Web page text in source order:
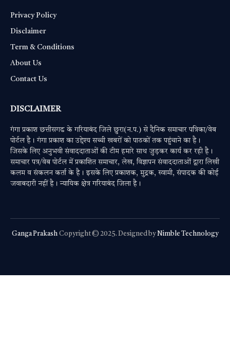
Privacy Policy
Disclaimer
Term & Conditions
About Us
Contact Us
DISCLAIMER
गंगा प्रकाश छत्तीसगढ के गरियाबंद जिले छुरा(न.प.) से दैनिक समाचार पत्रिका/वेब
पोर्टल है। गंगा प्रकाश का उद्देश्य सच्ची खबरों को पाठकों तक पहुंचाने का है।
जिसके लिए अनुभवी संवाददाताओं की टीम हमारे साथ जुड़कर कार्य कर रही है।
समाचार पत्र/वेब पोर्टल में प्रकाशित समाचार, लेख, विज्ञापन संवाददाताओं द्वारा लिखी
कलम व संकलन कर्ता के है। इसके लिए प्रकाशक, मुद्रक, स्वामी, संपादक की कोई
जवाबदारी नहीं है। न्यायिक क्षेत्र गरियाबंद जिला है।
Ganga Prakash Copyright © 2025. Designed byNimble Technology